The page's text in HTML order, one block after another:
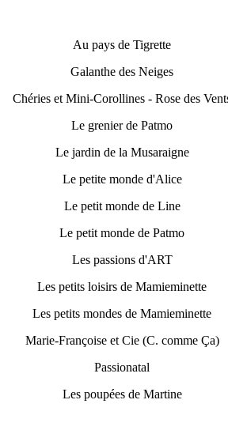
Au pays de Tigrette
Galanthe des Neiges
Chéries et Mini-Corollines - Rose des
Le grenier de Patmo
Le jardin de la Musaraigne
Le petite monde d'Alice
Le petit monde de Line
Le petit monde de Patmo
Les passions d'ART
Les petits loisirs de Mamieminette
Les petits mondes de Mamieminette
Marie-Françoise et Cie (C. comme Ça)
Passionatal
Les poupées de Martine